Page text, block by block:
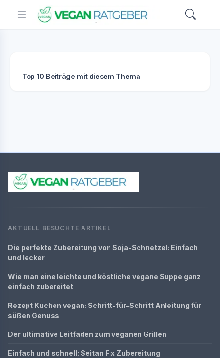
Top 10 Beiträge mit diesem Thema
AKTUELL BESUCHTE ARTIKEL
Die perfekte Zubereitung von Soja-Schnetzel: Einfach
und lecker
Wie man eine leichte und köstliche vegane Suppe ganz
einfach zubereitet
Rezept Kuchen vegan: Schritt-für-Schritt Anleitung für
süßen Genuss
Der ultimative Leitfaden zum veganen Grillen
Einfach und schnell: Seitan Fix Zubereitung